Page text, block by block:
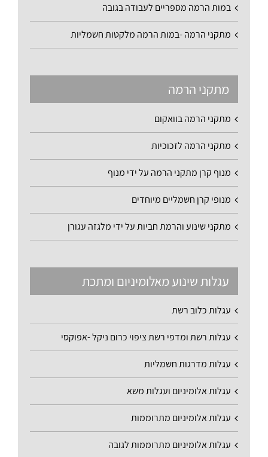
במות הרמה מספריים לעבודה בגובה
מתקני הרמה -במות הרמה מלקטות חשמליות
מתקני הרמה
מתקני הרמה בוואקום
מתקני הרמה לזכוכיות
מנוף קרן מתקני הרמה על ידי מנוף
מנופי קרן חשמליים מיוחדים
מתקני שינוע והרמת חביות על ידי מלגזה עגורן
עגלות שינוע מאלומיניום ומתכת
עגלות כלוב רשת
עגלות רשת ומדפי רשת ציפוי כרום ניקל -אפוקסי
עגלות מדרגות חשמליות
עגלות אלומיניום ועגלות משא
עגלות אלומיניום מתרוממות
עגלות אלומיניום מתרוממות לגובה